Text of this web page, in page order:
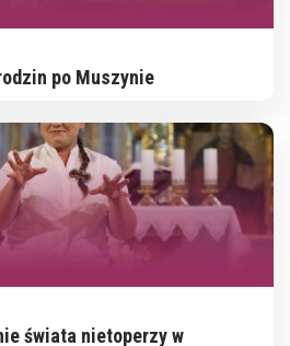
po Muszynie
świata nietoperzy w